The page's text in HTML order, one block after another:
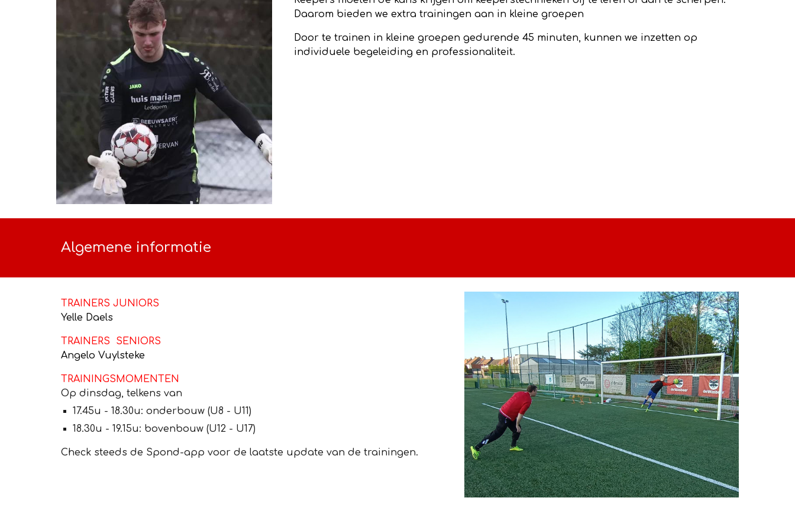
Daarom bieden we extra trainingen aan in kleine groepen
Door te trainen in kleine groepen gedurende 45 minuten, kunnen we inzetten op
individuele begeleiding en professionaliteit.
Algemene informatie
TRAINERS JUNIORS
Yelle Daels
TRAINERS
SENIORS
Angelo Vuylsteke
TRAININGSMOMENTEN
Op dinsdag, telkens van
17.45u - 18.30u: onderbouw (U8 - U11)
18.30u - 19.15u: bovenbouw (U12- U17)
Check steeds de Spond-app voor de laatste update van de trainingen.